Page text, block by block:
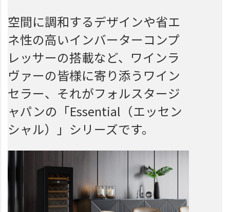
空間に調和するデザインや省エ
ネ性の高いインバーターコンプ
レッサーの搭載など、ワインラ
ヴァーの皆様に寄り添うワイン
セラー、それがフォルスタージ
ャパンの「Essential（エッセン
シャル）」シリーズです。